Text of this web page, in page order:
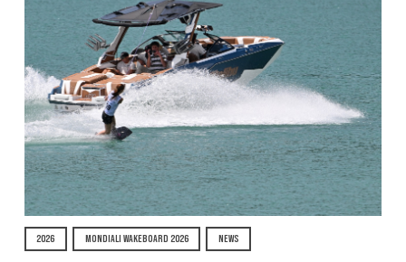
2026 MONDIALI WAKEBOARD 2026 NEWS